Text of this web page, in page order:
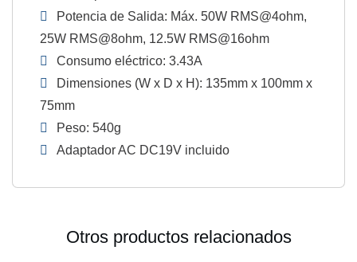
Potencia de Salida: Máx. 50W RMS@4ohm,
25W RMS@8ohm, 12.5W RMS@16ohm
Consumo eléctrico: 3.43A
Dimensiones (W x D x H): 135mm x 100mm x
75mm
Peso: 540g
Adaptador AC DC19V incluido
Otros productos relacionados